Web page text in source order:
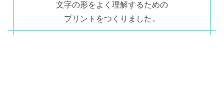
文字の形をよく理解するための
プリントをつくりました。